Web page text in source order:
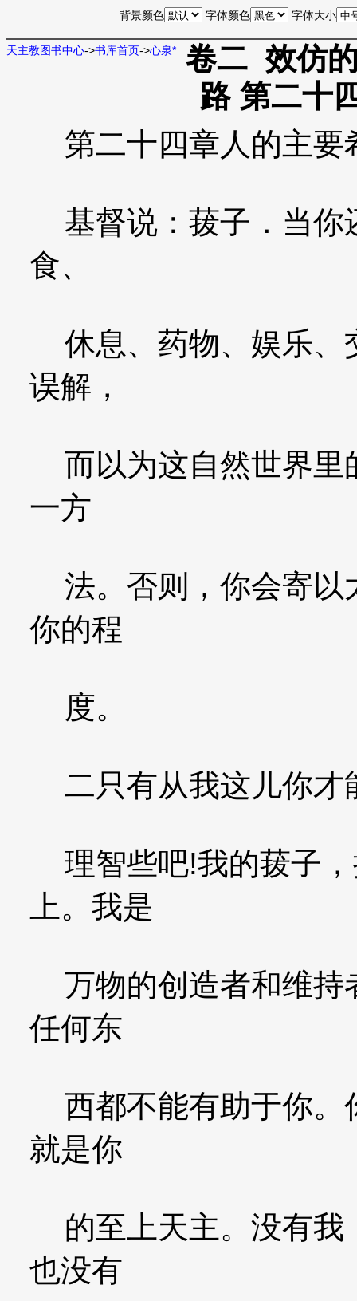
背景颜色 字体颜色 字体大小
天主教图书中心->书库首页->心泉*
卷二 效仿
路 第二十
第二十四章人的主要
基督说：菝子．当你
食、
休息、药物、娱乐、
误解，
而以为这自然世界里
一方
法。否则，你会寄以
你的程
度。
二只有从我这儿你才
理智些吧!我的菝子，
上。我是
万物的创造者和维持
任何东
西都不能有助于你。
就是你
的至上天主。没有我
也没有